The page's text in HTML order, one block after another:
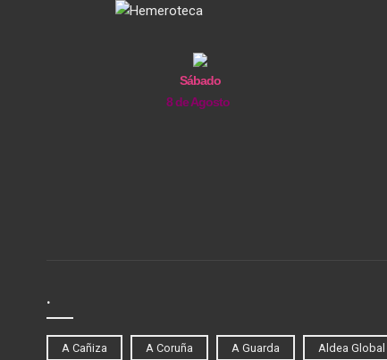
Sábado
8 de Agosto
.
A Cañiza A Coruña A Guarda Aldea Global